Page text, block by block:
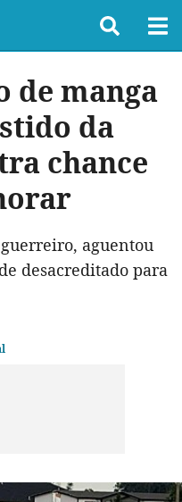
de manga
da
chance
aguentou
desacreditado para